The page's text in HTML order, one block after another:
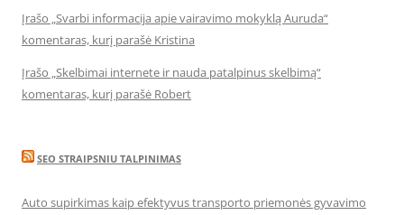
Įrašo „Svarbi informacija apie vairavimo mokyklą Auruda“
komentaras, kurį parašė Kristina
Įrašo „Skelbimai internete ir nauda patalpinus skelbimą“
komentaras, kurį parašė Robert
SEO STRAIPSNIU TALPINIMAS
Auto supirkimas kaip efektyvus transporto priemonės gyvavimo